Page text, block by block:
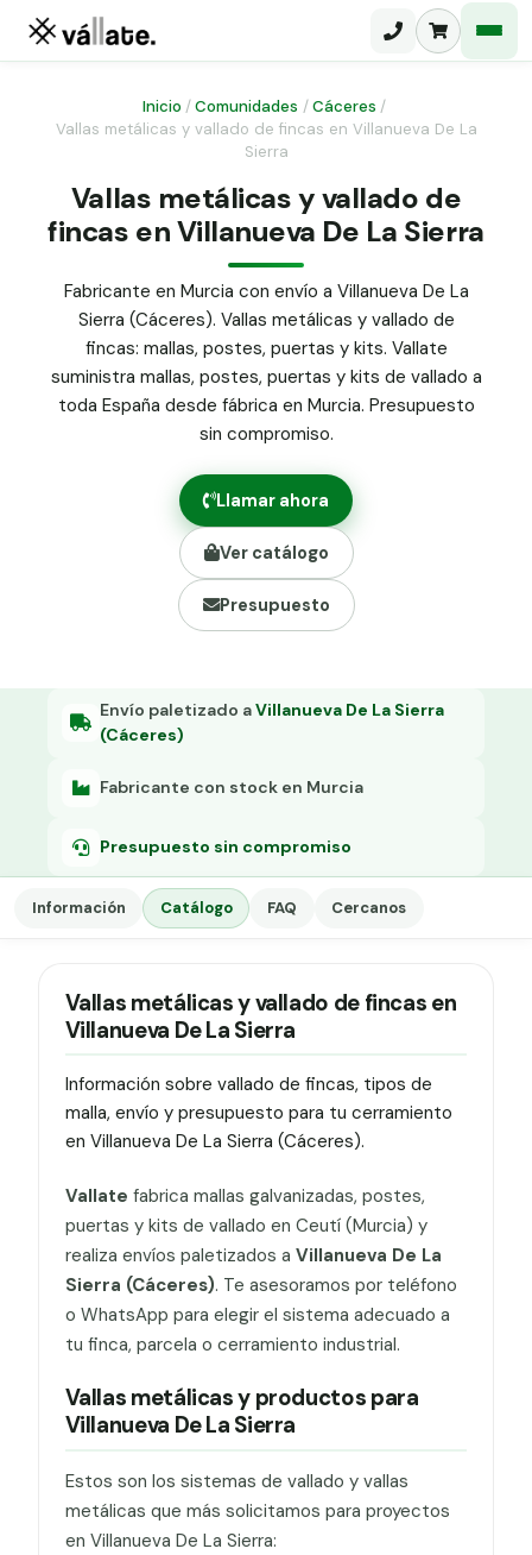
Malla electrosoldada
Malla ganadera
Malla triple torsión
Panel malla H.
Puerta abatible dos hojas
Puerta acceso peatonal
Poste malla Hércules
Poste malla simple torsión
Alambre de espino galvanizado
Alambre liso galvanizado
Malla ocultación 70 g/m² verde
Abrazadera PVC malla H.
Grapa malla H.
Grapadora
Inicio /Comunidades / Cáceres /
Vallas metálicas y vallado de fincas en Villanueva De La
Sierra
Vallas metálicas y vallado de
fincas en Villanueva De La Sierra
Fabricante en Murcia con envío a Villanueva De La
Sierra (Cáceres). Vallas metálicas y vallado de
fincas: mallas, postes, puertas y kits. Vallate
suministra mallas, postes, puertas y kits de vallado a
toda España desde fábrica en Murcia. Presupuesto
sin compromiso.
Llamar ahora
Ver catálogo
Presupuesto
Envío paletizado aVillanueva De La Sierra
(Cáceres)
Fabricante con stock en Murcia
Presupuesto sin compromiso
Información Catálogo FAQ Cercanos
Vallas metálicas y vallado de fincas en
Villanueva De La Sierra
Información sobre vallado de fincas, tipos de
malla, envío y presupuesto para tu cerramiento
en Villanueva De La Sierra (Cáceres).
Vallate fabrica mallas galvanizadas, postes,
puertas y kits de vallado en Ceutí (Murcia) y
realiza envíos paletizados a Villanueva De La
Sierra (Cáceres). Te asesoramos por teléfono
o WhatsApp para elegir el sistema adecuado a
tu finca, parcela o cerramiento industrial.
Vallas metálicas y productos para
Villanueva De La Sierra
Estos son los sistemas de vallado y vallas
metálicas que más solicitamos para proyectos
en Villanueva De La Sierra: